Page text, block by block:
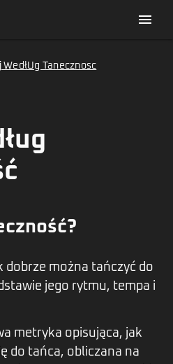
menu
WedłUg Tanecznosc
dobrze można tańczyć do
jego rytmu, tempa i
metryka opisująca, jak
do tańca, obliczana na